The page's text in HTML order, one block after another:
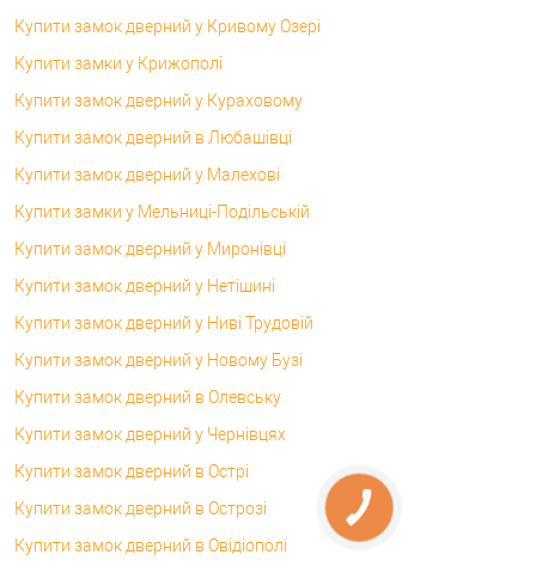
Купити замок дверний у Кривому Озері
Купити замки у Крижополі
Купити замок дверний у Кураховому
Купити замок дверний в Любашівці
Купити замок дверний у Малехові
Купити замки у Мельниці-Подільській
Купити замок дверний у Миронівці
Купити замок дверний у Нетішині
Купити замок дверний у Ниві Трудовій
Купити замок дверний у Новому Бузі
Купити замок дверний в Олевську
Купити замок дверний у Чернівцях
Купити замок дверний в Острі
Купити замок дверний в Острозі
Купити замок дверний в Овідіополі